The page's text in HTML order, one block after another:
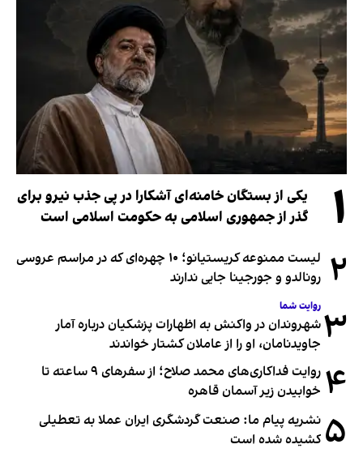
۱
یکی از بستگان خامنه‌ای آشکارا در پی جذب نیرو برای
گذر از جمهوری اسلامی به حکومت اسلامی است
۲
لیست ممنوعه کریستیانو؛ ۱۰ چهره‌ای که در مراسم عروسی
رونالدو و جورجینا جایی ندارند
۳ روایت شما
شهروندان در واکنش به اظهارات پزشکیان درباره آمار
جاویدنامان، او را از عاملان کشتار خواندند
۴
روایت فداکاری‌های محمد صلاح؛ از سفرهای ۹ ساعته تا
خوابیدن زیر آسمان قاهره
۵ نشریه پیام ما: صنعت گردشگری ایران عملا به تعطیلی
کشیده شده است